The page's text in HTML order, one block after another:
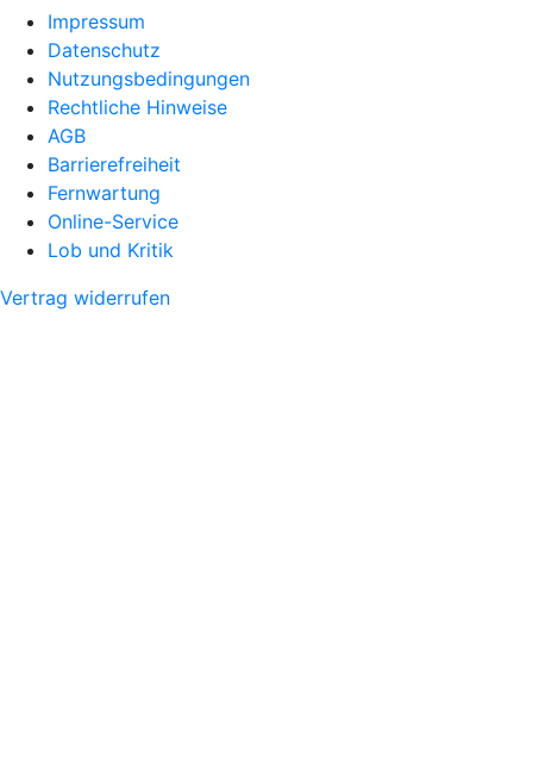
Impressum
Datenschutz
Nutzungsbedingungen
Rechtliche Hinweise
AGB
Barrierefreiheit
Fernwartung
Online-Service
Lob und Kritik
Vertrag widerrufen